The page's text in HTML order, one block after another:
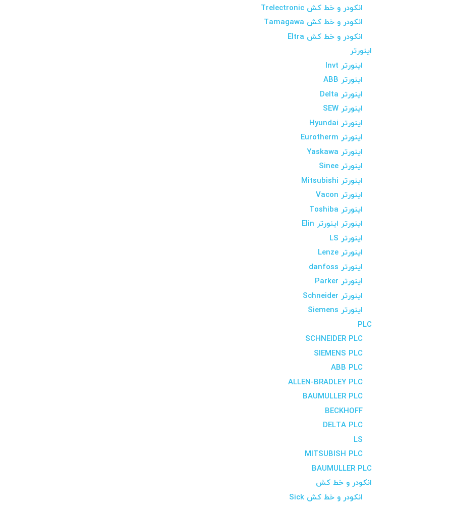
انکودر و خط کش Trelectronic
انکودر و خط کش Tamagawa
انکودر و خط کش Eltra
اینورتر
اینورتر Invt
اینورتر ABB
اینورتر Delta
اینورتر SEW
اینورتر Hyundai
اینورتر Eurotherm
اینورتر Yaskawa
اینورتر Sinee
اینورتر Mitsubishi
اینورتر Vacon
اینورتر Toshiba
اینورتر اینورتر Elin
اینورتر LS
اینورتر Lenze
اینورتر danfoss
اینورتر Parker
اینورتر Schneider
اینورتر Siemens
PLC
SCHNEIDER PLC
SIEMENS PLC
ABB PLC
ALLEN-BRADLEY PLC
BAUMULLER PLC
BECKHOFF
DELTA PLC
LS
MITSUBISH PLC
BAUMULLER PLC
انکودر و خط کش
انکودر و خط کش Sick